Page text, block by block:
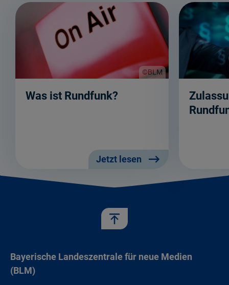
©BLM
Was ist Rundfunk?
Jetzt lesen
Bayerische Landeszentrale für neue Medien
(BLM)